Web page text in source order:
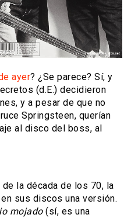
ayer? ¿Se parece? Sí, y
(d.E.) decidieron
y a pesar de que no
Springsteen, querían
al disco del boss, al
la década de los 70, la
sus discos una versión.
mojado(sí, es una